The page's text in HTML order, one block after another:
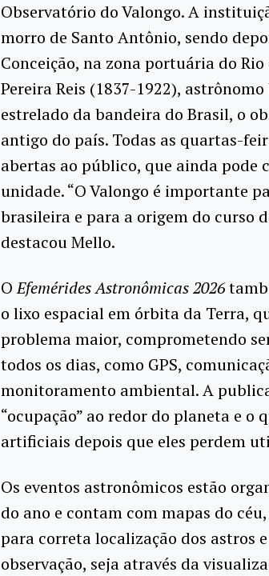
Observatório do Valongo. A
morro de Santo Antônio, sendo
Conceição, na zona portuária do
Pereira Reis (1837-1922),
estrelado da bandeira do Brasil, o
antigo do país. Todas as quartas-
abertas ao público, que ainda pode
unidade. “O Valongo é importante
brasileira e para a origem do curso
destacou Mello.
OEfemérides Astronômicas 2026
o lixo espacial em órbita da Terra,
problema maior, comprometendo
todos os dias, como GPS,
monitoramento ambiental. A
“ocupação” ao redor do planeta e o
artificiais depois que eles perdem
Os eventos astronômicos estão
do ano e contam com mapas do
para correta localização dos astros
observação, seja através da